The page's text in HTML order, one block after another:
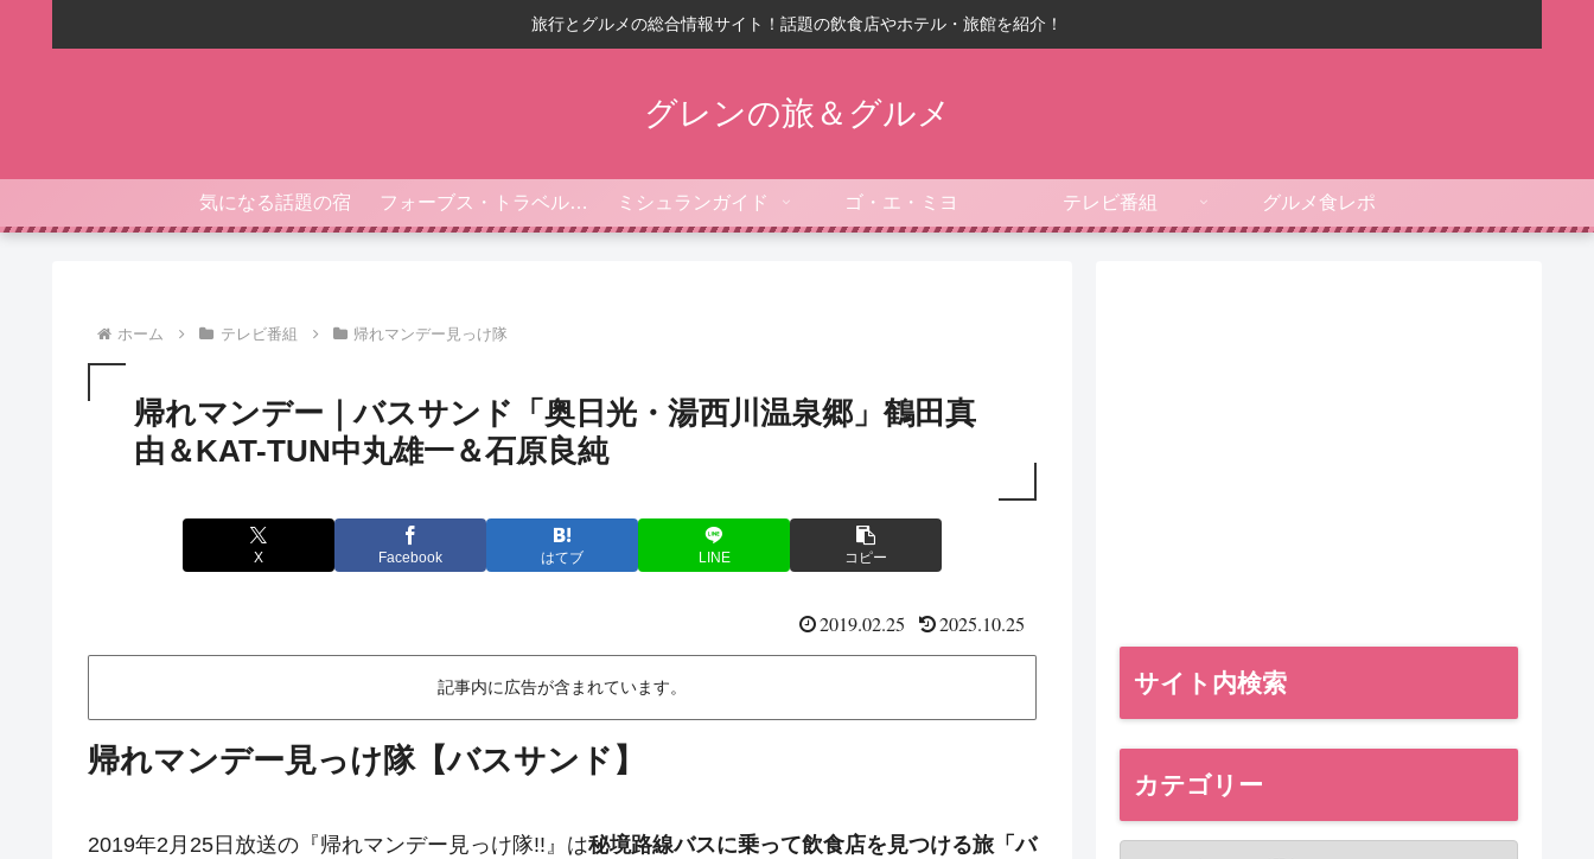
旅行とグルメの総合情報サイト！話題の飲食店やホテル・旅館を紹介！
グレンの旅＆グルメ
気になる話題の宿 フォーブス・トラベルガイド ミシュランガイド ゴ・エ・ミヨ テレビ番組 グルメ食レポ
ホーム テレビ番組 帰れマンデー見っけ隊
帰れマンデー｜バスサンド「奥日光・湯西川温泉郷」鶴田真
由＆KAT-TUN中丸雄一＆石原良純
X Facebook はてブ LINE コピー
2019.02.25 2025.10.25
記事内に広告が含まれています。
帰れマンデー見っけ隊【バスサンド】
2019年2月25日放送の『帰れマンデー見っけ隊!!』は秘境路線バスに乗って飲食店を見つける旅「バ
サイト内検索
カテゴリー